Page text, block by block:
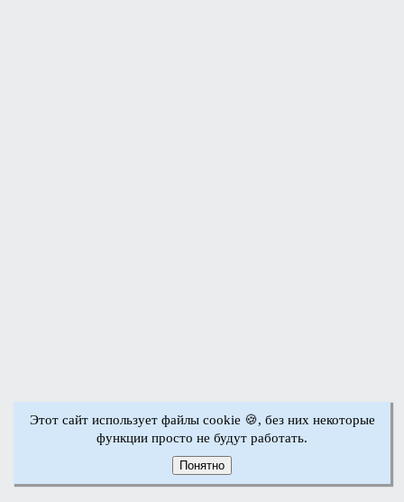
Этот сайт использует файлы cookie 🍪, без них некоторые
функции просто не будут работать.
Понятно